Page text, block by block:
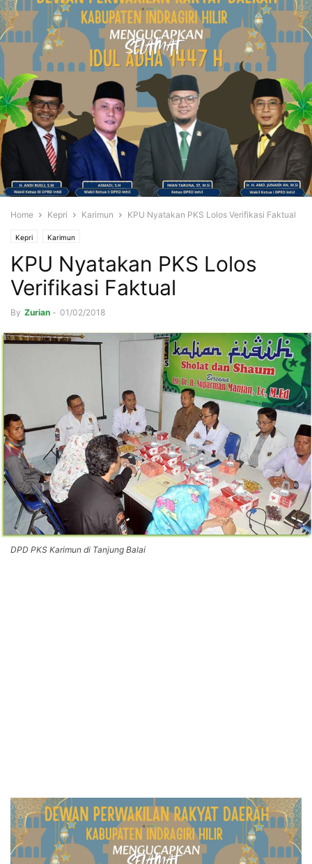
Home Kepri Karimun KPU Nyatakan PKS Lolos Verifikasi Faktual
Kepri Karimun
KPU Nyatakan PKS Lolos
Verifikasi Faktual
By Zurian - 01/02/2018
DPD PKS Karimun di Tanjung Balai